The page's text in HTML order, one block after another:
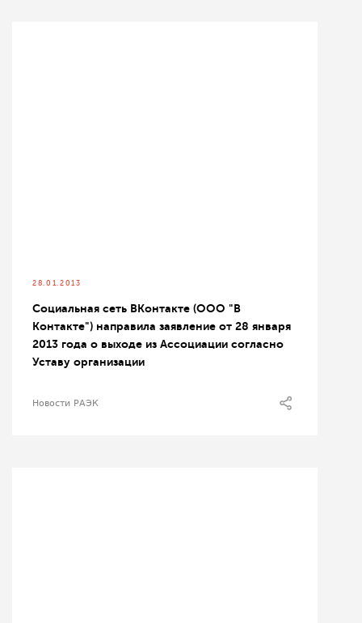
28.01.2013
Социальная сеть ВКонтакте (ООО "В
Контакте") направила заявление от 28 января
2013 года о выходе из Ассоциации согласно
Уставу организации
Новости РАЭК